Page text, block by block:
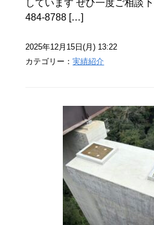
しています ぜひ一度ご相談
484-8788 […]
2025年12月15日(月) 13:22
カテゴリー：実績紹介